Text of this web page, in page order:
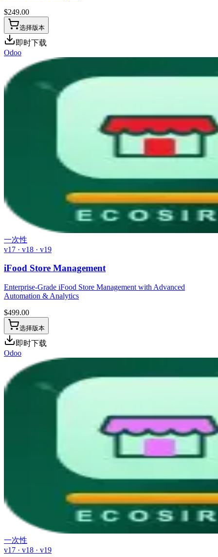
$249.00
选择版本
即时下载
Odoo
一次性
v17 · v18 · v19
iFood Store Management
Enterprise-Grade iFood Store Management with Advanced
Automation & Analytics
$499.00
选择版本
即时下载
Odoo
一次性
v17 · v18 · v19